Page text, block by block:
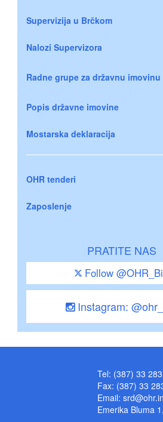
Supervizija u Brčkom
Nalozi Supervizora
Radne grupe za državnu imovinu
Popis državne imovine
Mostarska deklaracija
OHR tenderi
Zaposlenje
PRATITE NAS
Follow
Instagram:
Tel: (387) 33
Fax: (387) 33
Email:
Emerika Bluma